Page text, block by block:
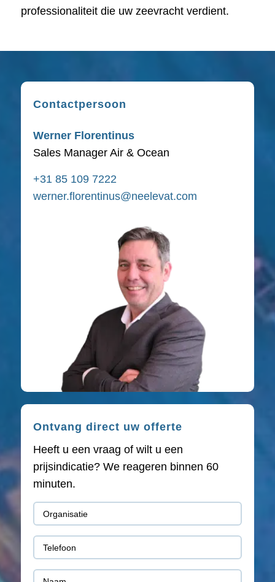
professionaliteit die uw zeevracht verdient.
Ontvang direct uw offerte
Heeft u een vraag of wilt u een
prijsindicatie? We reageren binnen 60
minuten.
Organisatie
(Vereist)
Telefoon
(Vereist)
Naam
Contactpersoon
Werner Florentinus
Sales Manager Air & Ocean
+31 85 109 7222
werner.florentinus@neelevat.com